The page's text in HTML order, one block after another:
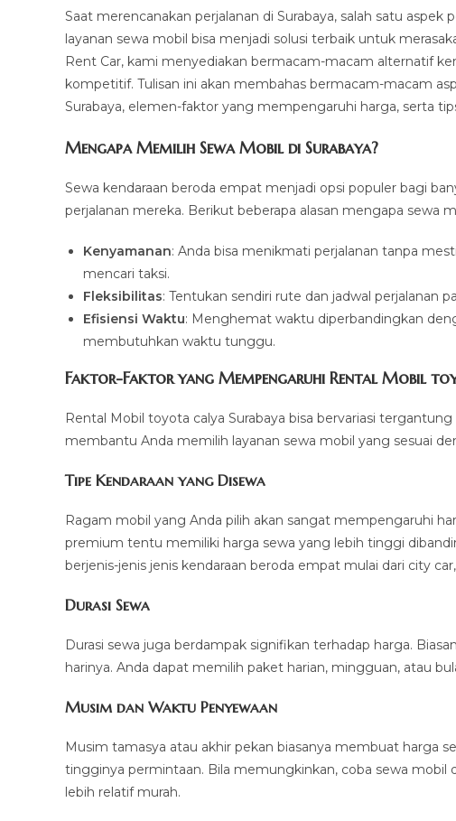
Saat merencanakan perjalanan di Surabaya, salah satu
layanan sewa mobil bisa menjadi solusi terbaik untuk
Rent Car, kami menyediakan bermacam-macam alternatif
kompetitif. Tulisan ini akan membahas bermacam-macam
Surabaya, elemen-faktor yang mempengaruhi harga, serta
Mengapa Memilih Sewa Mobil di Surabaya?
Sewa kendaraan beroda empat menjadi opsi populer bagi
perjalanan mereka. Berikut beberapa alasan mengapa sewa
Kenyamanan: Anda bisa menikmati perjalanan tanpa
mencari taksi.
Fleksibilitas: Tentukan sendiri rute dan jadwal perjalanan
Efisiensi Waktu: Menghemat waktu diperbandingkan
membutuhkan waktu tunggu.
Faktor-Faktor yang Mempengaruhi Rental Mobil
Rental Mobil toyota calya Surabaya bisa bervariasi
membantu Anda memilih layanan sewa mobil yang sesuai
Tipe Kendaraan yang Disewa
Ragam mobil yang Anda pilih akan sangat mempengaruhi
premium tentu memiliki harga sewa yang lebih tinggi
berjenis-jenis jenis kendaraan beroda empat mulai dari city
Durasi Sewa
Durasi sewa juga berdampak signifikan terhadap harga.
harinya. Anda dapat memilih paket harian, mingguan, atau
Musim dan Waktu Penyewaan
Musim tamasya atau akhir pekan biasanya membuat harga
tingginya permintaan. Bila memungkinkan, coba sewa
lebih relatif murah.